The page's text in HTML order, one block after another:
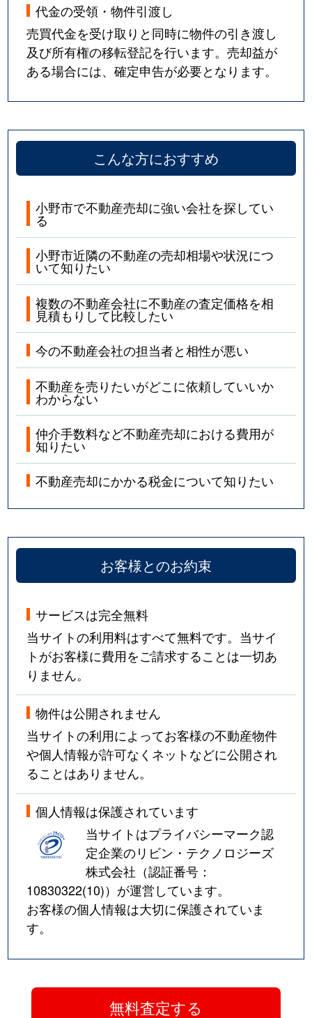
代金の受領・物件引渡し
売買代金を受け取りと同時に物件の引き渡し
及び所有権の移転登記を行います。売却益が
ある場合には、確定申告が必要となります。
こんな方におすすめ
小野市で不動産売却に強い会社を探してい
る
小野市近隣の不動産の売却相場や状況につ
いて知りたい
複数の不動産会社に不動産の査定価格を相
見積もりして比較したい
今の不動産会社の担当者と相性が悪い
不動産を売りたいがどこに依頼していいか
わからない
仲介手数料など不動産売却における費用が
知りたい
不動産売却にかかる税金について知りたい
お客様とのお約束
サービスは完全無料
当サイトの利用料はすべて無料です。当サイ
トがお客様に費用をご請求することは一切あ
りません。
物件は公開されません
当サイトの利用によってお客様の不動産物件
や個人情報が許可なくネットなどに公開され
ることはありません。
個人情報は保護されています
当サイトはプライバシーマーク認
定企業のリビン・テクノロジーズ
株式会社（認証番号：
10830322(10)）が運営しています。
お客様の個人情報は大切に保護されていま
す。